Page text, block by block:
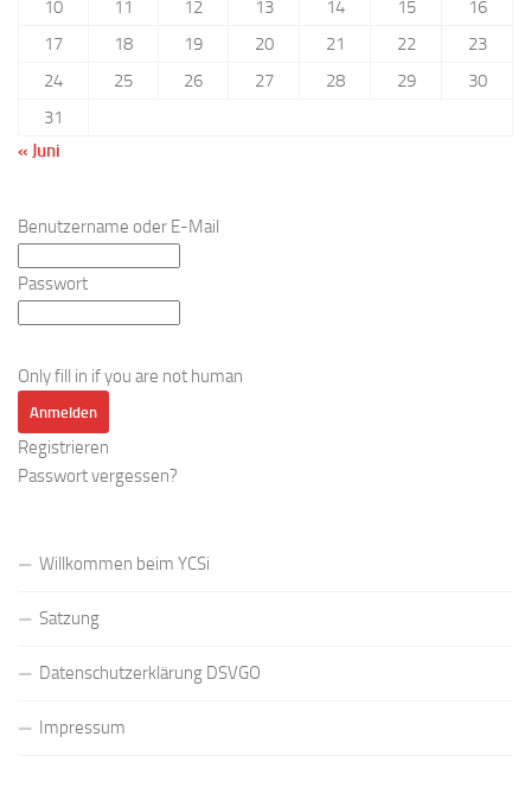
10
11 12 13 14 15
16
17
18 19 20 21 22
23
24
25 26 27 28 29
30
31
« Juni
Benutzername oder E-Mail
Passwort
Only fill in if you are not human
Registrieren
Passwort vergessen?
Willkommen beim YCSi
Satzung
Datenschutzerklärung DSVGO
Impressum